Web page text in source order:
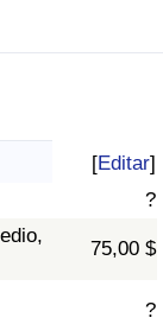
[Editar]
?
75,00 $
?